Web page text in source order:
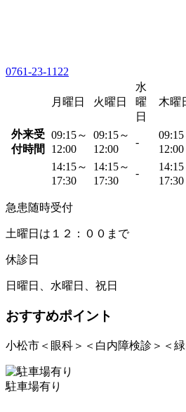
0761-23-1122
月曜日 火曜日
水
曜
日
木曜
外来受
付時間
09:15～
12:00
09:15～
12:00
-
09:15
12:00
14:15～
17:30
14:15～
17:30
-
14:15
17:30
急患随時受付
土曜日は１２：００まで
休診日
日曜日、水曜日、祝日
おすすめポイント
小松市＜眼科＞＜白内障検診＞＜
駐車場有り